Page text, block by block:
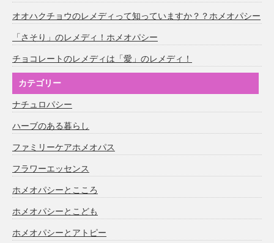
オオハクチョウのレメディって知っていますか？？ホメオパシー
「さそり」のレメディ！ホメオパシー
チョコレートのレメディは「愛」のレメディ！
カテゴリー
ナチュロパシー
ハーブのある暮らし
ファミリーケアホメオパス
フラワーエッセンス
ホメオパシーとこころ
ホメオパシーとこども
ホメオパシーとアトピー